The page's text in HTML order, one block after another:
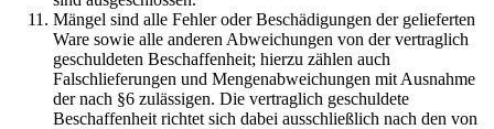
Mängel sind alle Fehler oder Beschädigungen der gelieferten
Ware sowie alle anderen Abweichungen von der vertraglich
geschuldeten Beschaffenheit; hierzu zählen auch
Falschlieferungen und Mengenabweichungen mit Ausnahme
der nach §6 zulässigen. Die vertraglich geschuldete
Beschaffenheit richtet sich dabei ausschließlich nach den von